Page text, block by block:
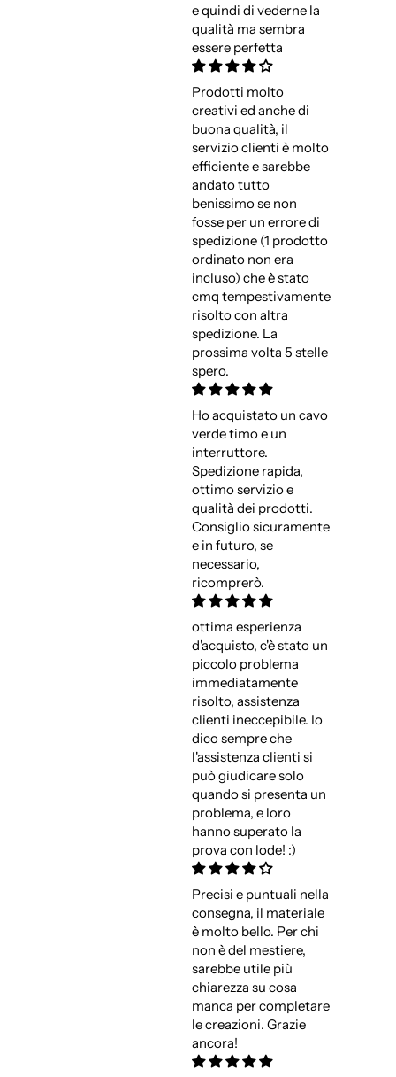
e quindi di vederne la
qualità ma sembra
essere perfetta
Prodotti molto
creativi ed anche di
buona qualità, il
servizio clienti è molto
efficiente e sarebbe
andato tutto
benissimo se non
fosse per un errore di
spedizione (1 prodotto
ordinato non era
incluso) che è stato
cmq tempestivamente
risolto con altra
spedizione. La
prossima volta 5 stelle
spero.
Ho acquistato un cavo
verde timo e un
interruttore.
Spedizione rapida,
ottimo servizio e
qualità dei prodotti.
Consiglio sicuramente
e in futuro, se
necessario,
ricomprerò.
ottima esperienza
d'acquisto, c'è stato un
piccolo problema
immediatamente
risolto, assistenza
clienti ineccepibile. Io
dico sempre che
l'assistenza clienti si
può giudicare solo
quando si presenta un
problema, e loro
hanno superato la
prova con lode! :)
Precisi e puntuali nella
consegna, il materiale
è molto bello. Per chi
non è del mestiere,
sarebbe utile più
chiarezza su cosa
manca per completare
le creazioni. Grazie
ancora!